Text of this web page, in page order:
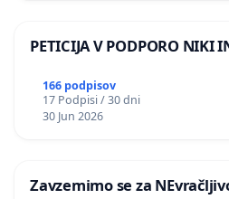
PETICIJA V PODPORO NIKI
166 podpisov
17 Podpisi / 30 dni
30 Jun 2026
Zavzemimo se za